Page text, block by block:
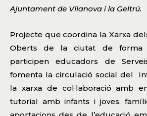
Ajuntament de Vilanova i la Geltrú.
Projecte que coordina la Xarxa
Oberts de la ciutat de forma
participen educadors de
fomenta la circulació social del
la xarxa de col·laboració amb
tutorial amb infants i joves,